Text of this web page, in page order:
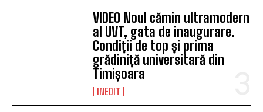
VIDEO Noul cămin ultramodern
al UVT, gata de inaugurare.
Condiții de top și prima
grădiniță universitară din
Timișoara
INEDIT